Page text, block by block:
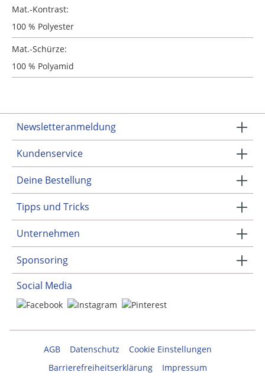
Mat.-Kontrast:
100 % Polyester
Mat.-Schürze:
100 % Polyamid
Newsletteranmeldung
Kundenservice
Deine Bestellung
Tipps und Tricks
Unternehmen
Sponsoring
Social Media
AGB Datenschutz
Cookie Einstellungen
Barrierefreiheitserklärung
Impressum